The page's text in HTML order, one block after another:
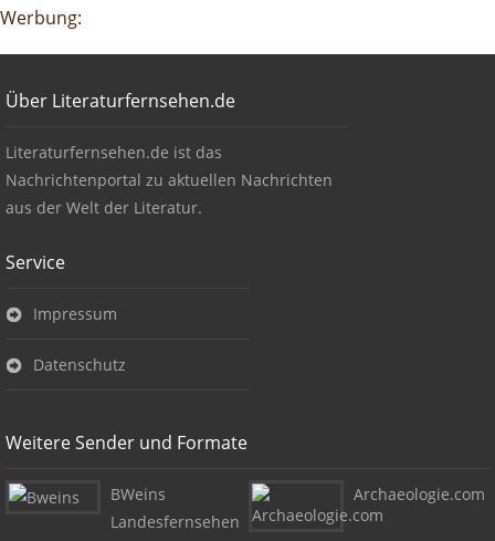
Google-Werbeanzeige
Werbung:
Über Literaturfernsehen.de
Über Literaturfernsehen.de
Literaturfernsehen.de ist das
Nachrichtenportal zu aktuellen Nachrichten
aus der Welt der Literatur.
Service
Impressum
Datenschutz
Weitere Sender und Formate
BWeins
Landesfernsehen
Archaeologie.com